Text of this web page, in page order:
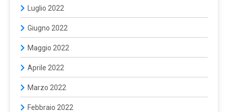
Luglio 2022
Giugno 2022
Maggio 2022
Aprile 2022
Marzo 2022
Febbraio 2022